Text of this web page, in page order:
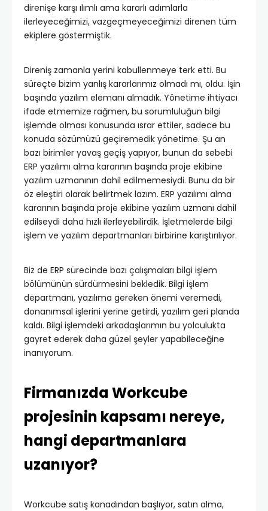
direnişe karşı ılımlı ama kararlı adımlarla
ilerleyeceğimizi, vazgeçmeyeceğimizi direnen tüm
ekiplere göstermiştik.
Direniş zamanla yerini kabullenmeye terk etti. Bu
süreçte bizim yanlış kararlarımız olmadı mı, oldu. İşin
başında yazılım elemanı almadık. Yönetime ihtiyacı
ifade etmemize rağmen, bu sorumluluğun bilgi
işlemde olması konusunda ısrar ettiler, sadece bu
konuda sözümüzü geçiremedik yönetime. Şu an
bazı birimler yavaş geçiş yapıyor, bunun da sebebi
ERP yazılımı alma kararının başında proje ekibine
yazılım uzmanının dahil edilmemesiydi. Bunu da bir
öz eleştiri olarak belirtmek lazım. ERP yazılımı alma
kararının başında proje ekibine yazılım uzmanı dahil
edilseydi daha hızlı ilerleyebilirdik. İşletmelerde bilgi
işlem ve yazılım departmanları birbirine karıştırılıyor.
Biz de ERP sürecinde bazı çalışmaları bilgi işlem
bölümünün sürdürmesini bekledik. Bilgi işlem
departmanı, yazılıma gereken önemi veremedi,
donanımsal işlerini yerine getirdi, yazılım geri planda
kaldı. Bilgi işlemdeki arkadaşlarımın bu yolculukta
gayret ederek daha güzel şeyler yapabileceğine
inanıyorum.
Firmanızda Workcube
projesinin kapsamı nereye,
hangi departmanlara
uzanıyor?
Workcube satış kanadından başlıyor, satın alma,